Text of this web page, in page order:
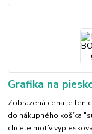
Grafika na
Zobrazená cena je len
do nákupného košíka
chcete motív